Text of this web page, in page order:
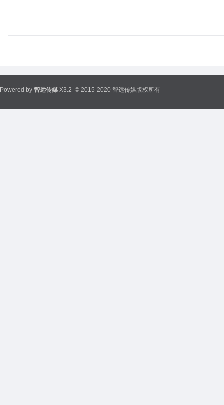
Powered by 智远传媒 X3.2 © 2015-2020 智远传媒版权所有